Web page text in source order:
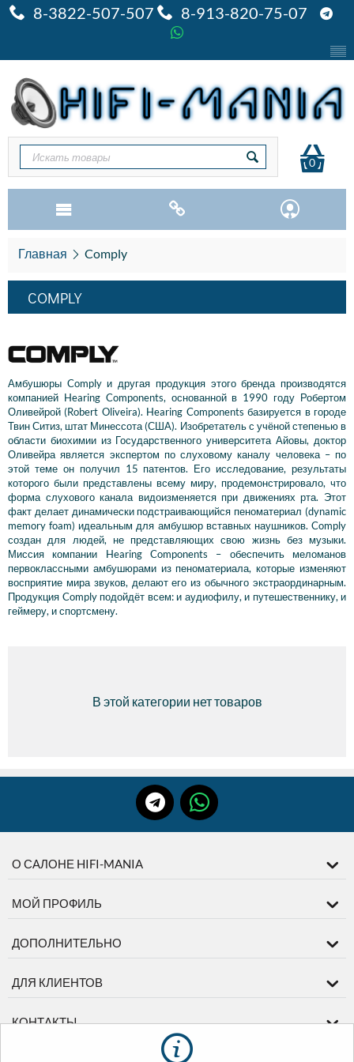
8-3822-507-507 8-913-820-75-07
0
Главная Comply
COMPLY
Амбушюры Comply и другая продукция этого бренда производятся
компанией Hearing Components, основанной в 1990 году Робертом
Оливейрой (Robert Oliveira). Hearing Components базируется в городе
Твин Ситиз, штат Минессота (США). Изобретатель с учёной степенью в
области биохимии из Государственного университета Айовы, доктор
Оливейра является экспертом по слуховому каналу человека – по
этой теме он получил 15 патентов. Его исследование, результаты
которого были представлены всему миру, продемонстрировало, что
форма слухового канала видоизменяется при движениях рта. Этот
факт делает динамически подстраивающийся пеноматериал (dynamic
memory foam) идеальным для амбушюр вставных наушников. Comply
создан для людей, не представляющих свою жизнь без музыки.
Миссия компании Hearing Components – обеспечить меломанов
первоклассными амбушюрами из пеноматериала, которые изменяют
восприятие мира звуков, делают его из обычного экстраординарным.
Продукция Comply подойдёт всем: и аудиофилу, и путешественнику, и
геймеру, и спортсмену.
В этой категории нет товаров
О САЛОНЕ HIFI-MANIA
МОЙ ПРОФИЛЬ
ДОПОЛНИТЕЛЬНО
ДЛЯ КЛИЕНТОВ
КОНТАКТЫ